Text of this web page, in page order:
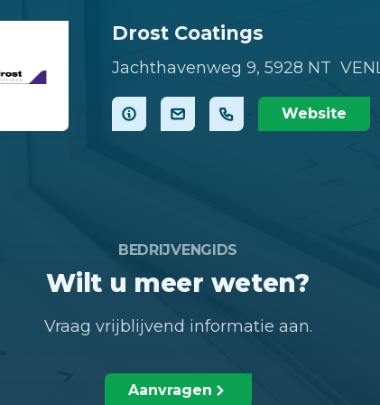
Drost Coatings
Jachthavenweg 9, 5928 NT
Website
BEDRIJVENGIDS
Wilt u meer weten?
Vraag vrijblijvend informatie aan.
Aanvragen